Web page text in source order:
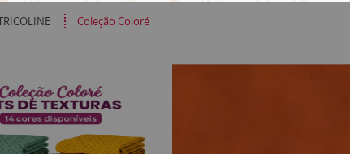
Coleção Coloré